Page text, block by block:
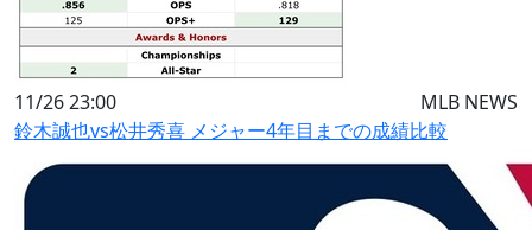
11/26 23:00
MLB NEWS
鈴木誠也vs松井秀喜 メジャー4年目までの成績比較